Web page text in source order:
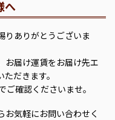
へ
りありがとうございま
お届け運賃をお届け先エ
だきます。
確認くださいませ。
お気軽にお問い合わせく